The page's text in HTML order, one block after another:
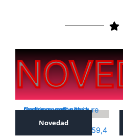
Novedad
ICONIC SILVER 59,4×59,4